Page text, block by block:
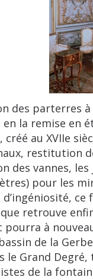
parterres à la
la remise en
au XVIIe
restitution
des vannes,
pour les
d’ingéniosité,
retrouve
pourra à
de la
le Grand
de la